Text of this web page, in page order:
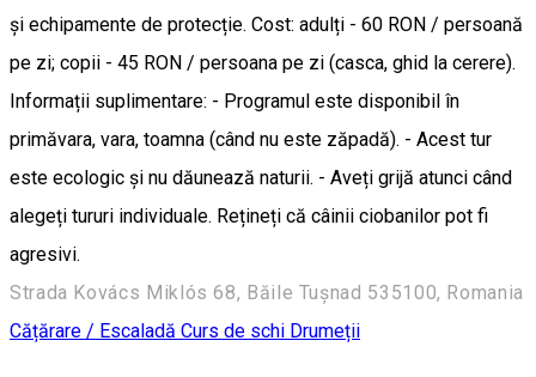
și echipamente de protecție. Cost: adulți - 60 RON / persoană
pe zi; copii - 45 RON / persoana pe zi (casca, ghid la cerere).
Informații suplimentare: - Programul este disponibil în
primăvara, vara, toamna (când nu este zăpadă). - Acest tur
este ecologic și nu dăunează naturii. - Aveți grijă atunci când
alegeți tururi individuale. Rețineți că câinii ciobanilor pot fi
agresivi.
Strada Kovács Miklós 68, Băile Tușnad 535100, Romania
Cățărare / Escaladă Curs de schi Drumeții